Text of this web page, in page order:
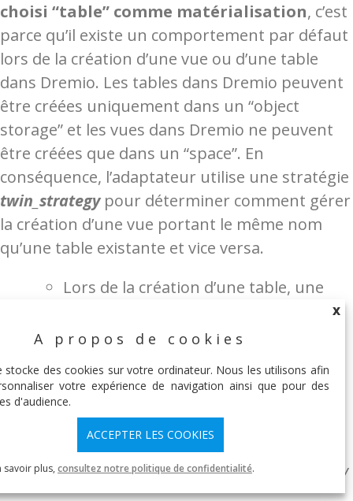
X
A propos de cookies
stocke des cookies sur votre ordinateur. Nous les utilisons afin
votre expérience de navigation ainsi que pour des
d'audience.
ACCEPTER LES COOKIES
savoir plus, consultez notre politique de confidentialité.
choisi “table” comme matérialisation, c’est
parce qu’il existe un comportement par défaut
lors de la création d’une vue ou d’une table
dans Dremio. Les tables dans Dremio peuvent
être créées uniquement dans un “object
storage” et les vues dans Dremio ne peuvent
être créées que dans un “space”. En
conséquence, l’adaptateur utilise une stratégie
twin_strategypour déterminer comment gérer
la création d’une vue portant le même nom
qu’une table existante et vice versa.
Lors de la création d’une table, une
vue est aussi créée comme le reflet de
la table (dans le space.répertoire
La requête envoyée à Dremio en plus de celle
précédemment illustrée pour le modèle inventory